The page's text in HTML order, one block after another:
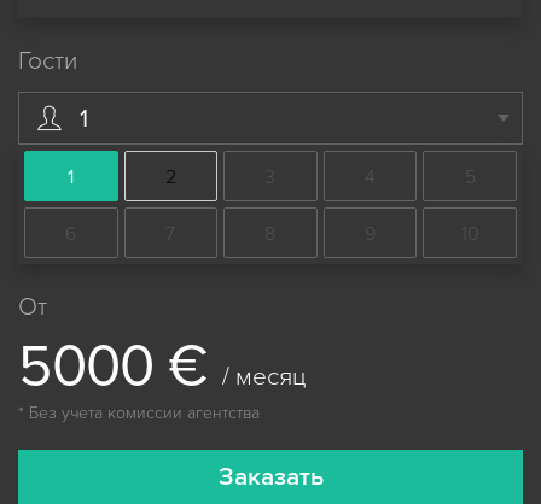
Гости
1
1 2 3 4 5
6 7 8 9 10
От
5000 € / месяц
* Без учета комиссии агентства
Заказать